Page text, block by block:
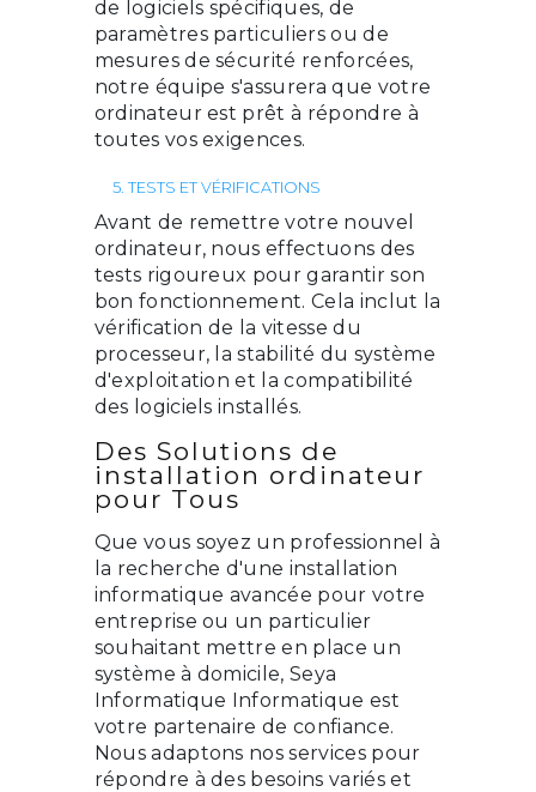
de logiciels spécifiques, de
paramètres particuliers ou de
mesures de sécurité renforcées,
notre équipe s'assurera que votre
ordinateur est prêt à répondre à
toutes vos exigences.
5. TESTS ET VÉRIFICATIONS
Avant de remettre votre nouvel
ordinateur, nous effectuons des
tests rigoureux pour garantir son
bon fonctionnement. Cela inclut la
vérification de la vitesse du
processeur, la stabilité du système
d'exploitation et la compatibilité
des logiciels installés.
Des Solutions de
installation ordinateur
pour Tous
Que vous soyez un professionnel à
la recherche d'une installation
informatique avancée pour votre
entreprise ou un particulier
souhaitant mettre en place un
système à domicile, Seya
Informatique Informatique est
votre partenaire de confiance.
Nous adaptons nos services pour
répondre à des besoins variés et